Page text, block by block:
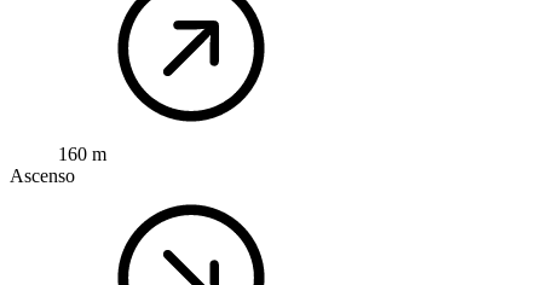
160 m
Ascenso